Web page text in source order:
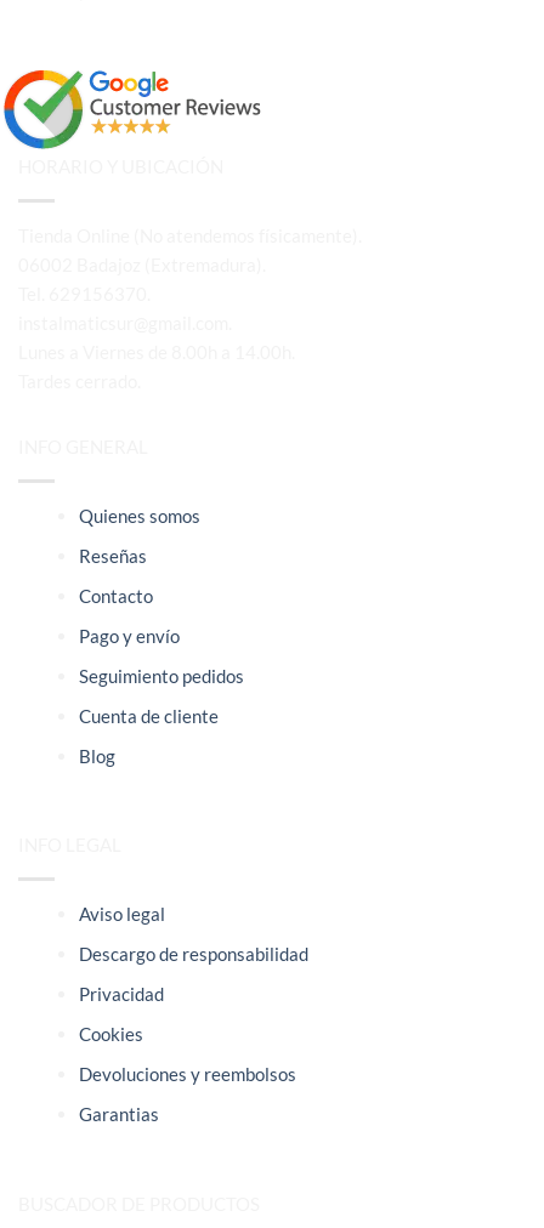
Quienes somos
Reseñas
Contacto
Pago y envío
Seguimiento pedidos
Cuenta de cliente
Blog
Aviso legal
Descargo de responsabilidad
Privacidad
Cookies
Devoluciones y reembolsos
Garantias